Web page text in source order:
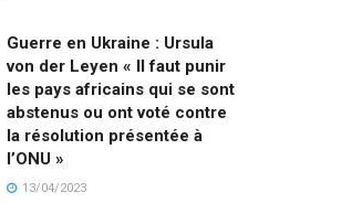
Guerre en Ukraine : Ursula
von der Leyen « Il faut punir
les pays africains qui se sont
abstenus ou ont voté contre
la résolution présentée à
l’ONU »
13/04/2023